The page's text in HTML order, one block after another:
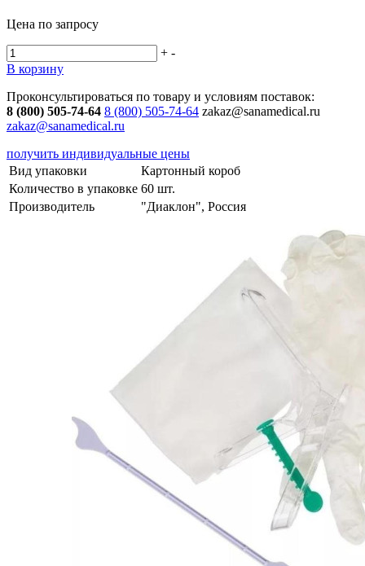
Цена по запросу
+ -
В корзину
Проконсультироваться по товару и условиям поставок:
8 (800) 505-74-64 8 (800) 505-74-64 zakaz@sanamedical.ru
zakaz@sanamedical.ru
получить индивидуальные цены
Вид упаковки
Картонный короб
Количество в упаковке 60 шт.
Производитель
"Диаклон", Россия